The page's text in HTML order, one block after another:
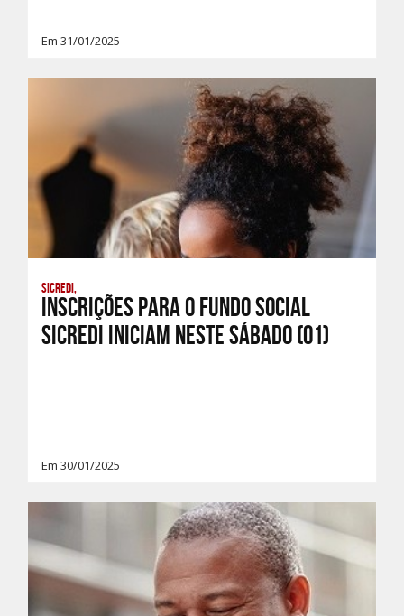
Em 31/01/2025
Sicredi,
Inscrições para o Fundo Social
Sicredi iniciam neste sábado (01)
Em 30/01/2025